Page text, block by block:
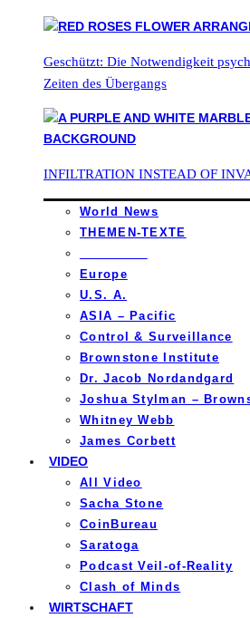
Geschützt: Die Notwendigkeit
Zeiten des Übergangs
INFILTRATION INSTEAD OF
World News
THEMEN-TEXTE
Europe
U.S. A.
ASIA – Pacific
Control & Surveillance
Brownstone Institute
Dr. Jacob Nordandgard
Joshua Stylman –
Whitney Webb
James Corbett
VIDEO
All Video
Sacha Stone
CoinBureau
Saratoga
Podcast Veil-of-Reality
Clash of Minds
WIRTSCHAFT